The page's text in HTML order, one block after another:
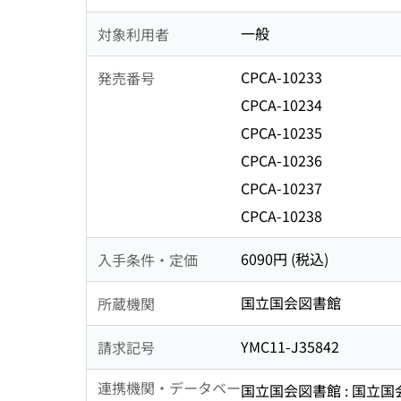
対象利用者 一般
発売番号
CPCA-10233
CPCA-10234
CPCA-10235
CPCA-10236
CPCA-10237
CPCA-10238
入手条件・定価 6090円 (税込)
所蔵機関 国立国会図書館
請求記号
YMC11-J35842
連携機関・データベー国立国会図書館 : 国立国